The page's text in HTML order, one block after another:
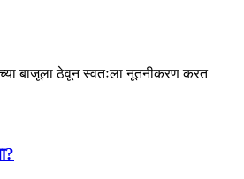
बाजूला ठेवून स्वतःला नूतनीकरण करत